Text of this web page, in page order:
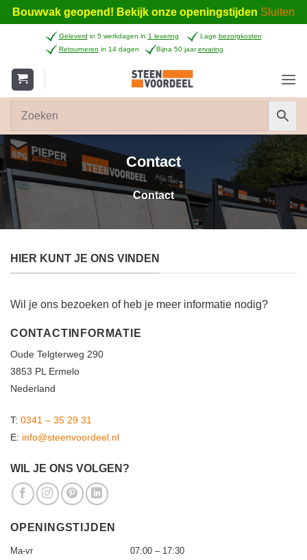
Bouwvak geopend! Bekijk onze openingstijden Sluiten
inhoud
Geleverd in 5 werkdagen in 1 levering Lage bezorgkosten
Retourneren in 14 dagen Bijna 50 jaarervaring
Contact
Contact
HIER KUNT JE ONS VINDEN
Wil je ons bezoeken of heb je meer informatie nodig?
CONTACTINFORMATIE
Oude Telgterweg 290
3853 PL Ermelo
Nederland
T: 0341 – 35 29 31
E: info@steenvoordeel.nl
WIL JE ONS VOLGEN?
OPENINGSTIJDEN
Ma-vr 07:00 – 17:30